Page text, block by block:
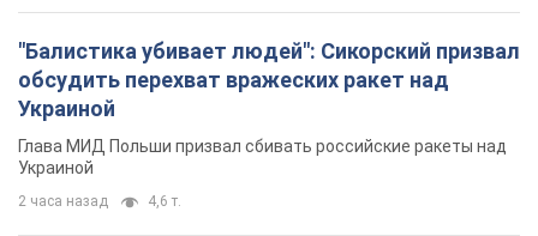
"Балистика убивает людей": Сикорский призвал
обсудить перехват вражеских ракет над
Украиной
Глава МИД Польши призвал сбивать российские ракеты над
Украиной
2 часа назад 4,6 т.